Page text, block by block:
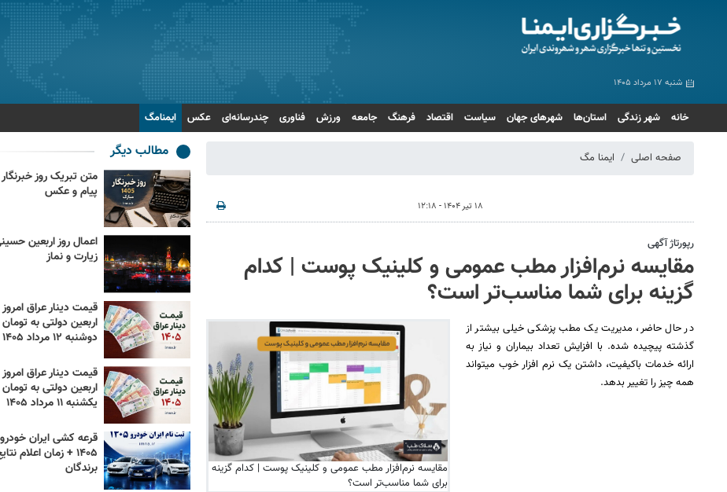
شنبه ۱۷ مرداد ۱۴۰۵
خانه شهر زندگی استان‌ها شهرهای جهان سیاست اقتصاد فرهنگ جامعه ورزش فناوری چندرسانه‌ای عکس ایمنامگ
صفحه اصلی ایمنا مگ
۱۸ تیر ۱۴۰۴ - ۱۲:۱۸
رپورتاژ آگهی
مقایسه نرم‌افزار مطب عمومی و کلینیک پوست | کدام
گزینه برای شما مناسب‌تر است؟
مقایسه نرم‌افزار مطب عمومی و کلینیک پوست | کدام گزینه
برای شما مناسب‌تر است؟
در حال حاضر، مدیریت یک مطب پزشکی خیلی بیشتر از
گذشته پیچیده شده. با افزایش تعداد بیماران و نیاز به
ارائه خدمات باکیفیت، داشتن یک نرم ‌افزار خوب میتواند
همه چیز را تغییر بدهد.
مطالب دیگر
پیام و عکس
زیارت و نماز
قیمت دینار عراق
اربعین دولتی به تومان
دوشنبه ۱۲ مرداد ۱۴۰۵
قیمت دینار عراق
اربعین دولتی به تومان
یکشنبه ۱۱ مرداد ۱۴۰۵
قرعه کشی ایران
۱۴۰۵ + زمان اعلام
برندگان